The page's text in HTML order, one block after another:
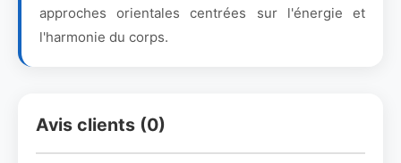
approches orientales centrées sur l'énergie et
l'harmonie du corps.
Avis clients (0)